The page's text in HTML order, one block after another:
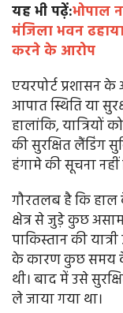
यह भी पढ़ें:भोपाल
मंजिला भवन
करने के आरोप
एयरपोर्ट प्रशासन
आपात स्थिति या
हालांकि, यात्रियों
की सुरक्षित लैंडिंग
हंगामे की सूचना नहीं
गौरतलब है कि हाल
क्षेत्र से जुड़े कुछ
पाकिस्तान की
के कारण कुछ समय के
थी। बाद में उसे
ले जाया गया था।